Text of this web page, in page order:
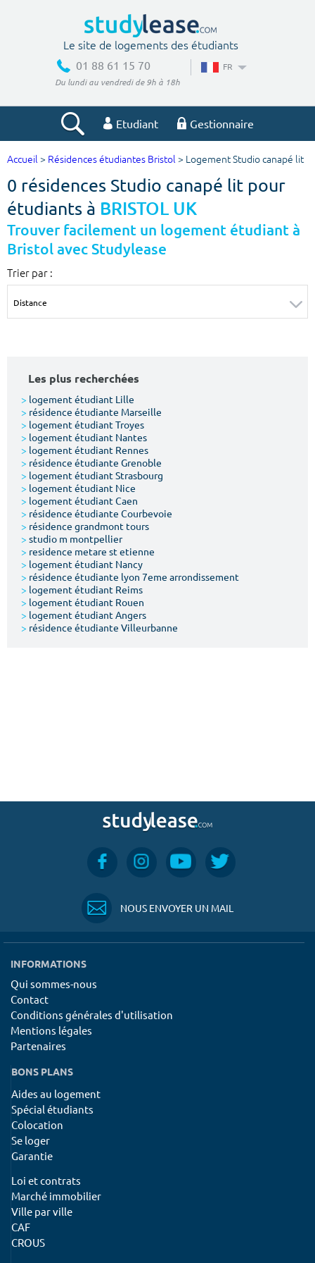
Le site de logements des étudiants
01 88 61 15 70
Du lundi au vendredi de 9h à 18h
FR
Etudiant Gestionnaire
Votre recherche
Ville, école
Type de location
Votre date d'entrée
Accueil > Résidences étudiantes Bristol > Logement Studio canapé lit
0 résidences Studio canapé lit pour
étudiants à BRISTOL UK
Trouver facilement un logement étudiant à
Bristol avec Studylease
Trier par :
Les plus recherchées
> logement étudiant Lille
> résidence étudiante Marseille
> logement étudiant Troyes
> logement étudiant Nantes
> logement étudiant Rennes
> résidence étudiante Grenoble
> logement étudiant Strasbourg
> logement étudiant Nice
> logement étudiant Caen
> résidence étudiante Courbevoie
> résidence grandmont tours
> studio m montpellier
> residence metare st etienne
> logement étudiant Nancy
> résidence étudiante lyon 7eme arrondissement
> logement étudiant Reims
> logement étudiant Rouen
> logement étudiant Angers
> résidence étudiante Villeurbanne
NOUS ENVOYER UN MAIL
INFORMATIONS
Qui sommes-nous
Contact
Conditions générales d'utilisation
Mentions légales
Partenaires
BONS PLANS
Aides au logement
Spécial étudiants
Colocation
Se loger
Garantie
Loi et contrats
Marché immobilier
Ville par ville
CAF
CROUS